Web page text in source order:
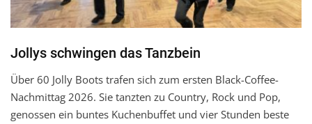
Jollys schwingen das Tanzbein
Über 60 Jolly Boots trafen sich zum ersten Black-Coffee-
Nachmittag 2026. Sie tanzten zu Country, Rock und Pop,
genossen ein buntes Kuchenbuffet und vier Stunden beste